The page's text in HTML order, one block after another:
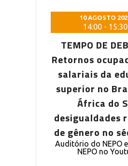
10 AGOSTO
14:00 - 15:30
TEMPO DE
Retornos
salariais da
superior no
África do
desigualdades
de gênero no
Auditório do NEPO
NEPO no